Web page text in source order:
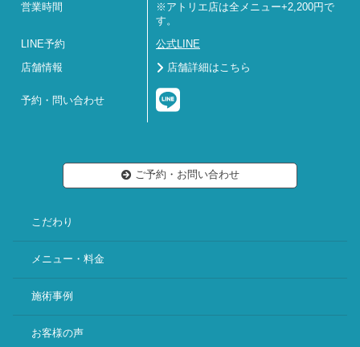
営業時間
※アトリエ店は全メニュー+2,200円で
す。
LINE予約 公式LINE
店舗情報 店舗詳細はこちら
予約・問い合わせ
ご予約・お問い合わせ
こだわり
メニュー・料金
施術事例
お客様の声